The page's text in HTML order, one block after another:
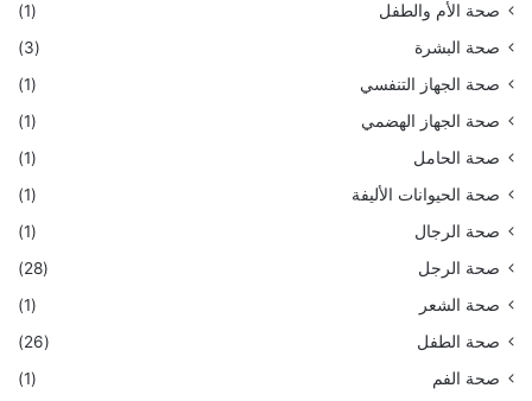
صحة الأم والطفل
(1)
صحة البشرة
(3)
صحة الجهاز التنفسي
(1)
صحة الجهاز الهضمي
(1)
صحة الحامل
(1)
صحة الحيوانات الأليفة
(1)
صحة الرجال
(1)
صحة الرجل
(28)
صحة الشعر
(1)
صحة الطفل
(26)
صحة الفم
(1)